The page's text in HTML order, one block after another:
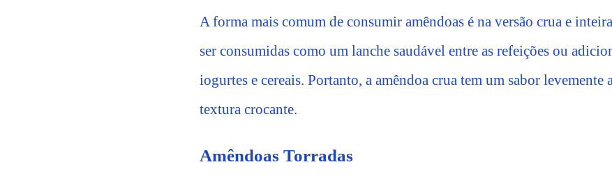
A forma mais comum de consumir amêndoas é na versão crua e
ser consumidas como um lanche saudável entre as refeições ou
iogurtes e cereais. Portanto, a amêndoa crua tem um sabor levemente
textura crocante.
Amêndoas Torradas